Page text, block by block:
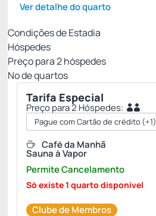
Ver detalhe do quarto
Condições de Estadia
Hóspedes
Preço para2hóspedes
Nº de quartos
Tarifa Especial
Preço para 2 Hóspedes:
Pague com Cartão de crédito(+1)
Café da Manhã
Sauna à Vapor
Permite Cancelamento
Só existe 1 quarto disponível
Clube de Membros